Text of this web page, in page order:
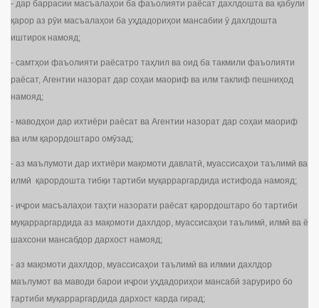
- дар баррасии масъалаҳои ба фаъолияти раёсат дахлдошта ва қабули
қарор аз рӯи масъалаҳои ба уҳдадориҳои мансабии ӯ дахлдошта
иштирок намояд;
- самтҳои фаъолияти раёсатро таҳлил ва оид ба такмили фаъолияти
раёсат, Агентии назорат дар соҳаи маориф ва илм таклиф пешниҳод
намояд;
- маводҳои дар ихтиёри раёсат ва Агентии назорат дар соҳаи маориф
ва илм қарордоштаро омӯзад;
- аз маълумоти дар ихтиёри мақомоти давлатӣ, муассисаҳои таълимӣ ва
илмӣ қарордошта тибқи тартиби муқарраргардида истифода намояд;
- иҷрои масъалаҳои таҳти назорати раёсат қарордоштаро бо тартиби
муқарраргардида аз мақомоти дахлдор, муассисаҳои таълимӣ, илмӣ ва ё
шахсони мансабдор дархост намояд;
- аз мақомоти дахлдор, муассисаҳои таълимӣ ва илмии дахлдор
маълумот ва маводи барои иҷрои уҳдадориҳои мансабӣ заруриро бо
тартиби муқарраргардида дархост карда гирад;